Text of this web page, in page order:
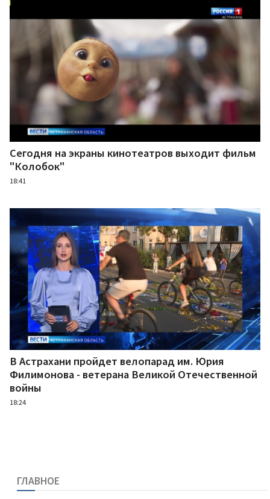
Сегодня на экраны кинотеатров выходит фильм
"Колобок"
18:41
В Астрахани пройдет велопарад им. Юрия
Филимонова - ветерана Великой Отечественной
войны
18:24
ГЛАВНОЕ